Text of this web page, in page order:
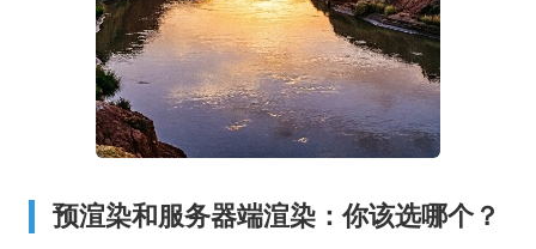
预渲染和服务器端渲染：你该选哪个？